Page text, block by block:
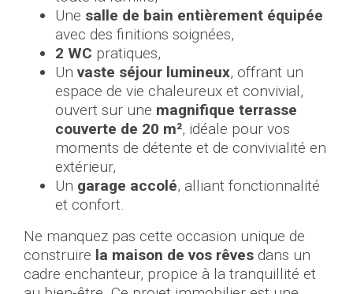
Une salle de bain entièrement équipée
avec des finitions soignées,
2 WC pratiques,
Un vaste séjour lumineux, offrant un
espace de vie chaleureux et convivial,
ouvert sur une magnifique terrasse
couverte de 20 m², idéale pour vos
moments de détente et de convivialité en
extérieur,
Un garage accolé, alliant fonctionnalité
et confort.
Ne manquez pas cette occasion unique de
construire la maison de vos rêves dans un
cadre enchanteur, propice à la tranquillité et